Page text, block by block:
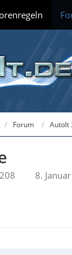
Forum AutoIt
8.